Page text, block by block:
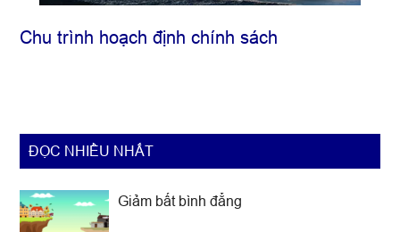
Quốc
(1)
Chu trình hoạch định chính sách
ĐỌC NHIỀU NHẤT
Giảm bất bình đẳng